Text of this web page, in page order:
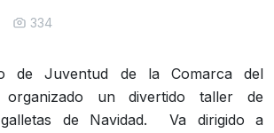
334
de Juventud de la Comarca del
organizado un divertido taller de
de Navidad. Va dirigido a